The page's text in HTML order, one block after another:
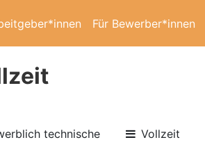
Für Bewerber*innen
technische
Vollzeit